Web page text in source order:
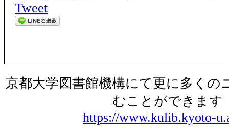
Tweet
京都大学図書館機構にて更に多くの
むことができます
https://www.kulib.kyoto-